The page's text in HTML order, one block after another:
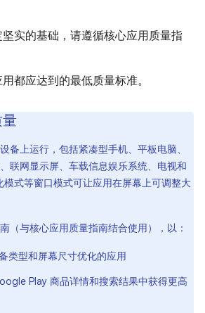
实的基础，请遵循核心应用质量指
都应达到的最低质量标准。
备上运行，包括紧凑型手机、平板电脑、
联网显示屏、车载信息娱乐系统、电视和
模式等窗口模式可让应用在屏幕上可调整大
（与核心应用质量指南结合使用），以：
类型和屏幕尺寸优化的应用
Play 商品详情和搜索结果中获得更高